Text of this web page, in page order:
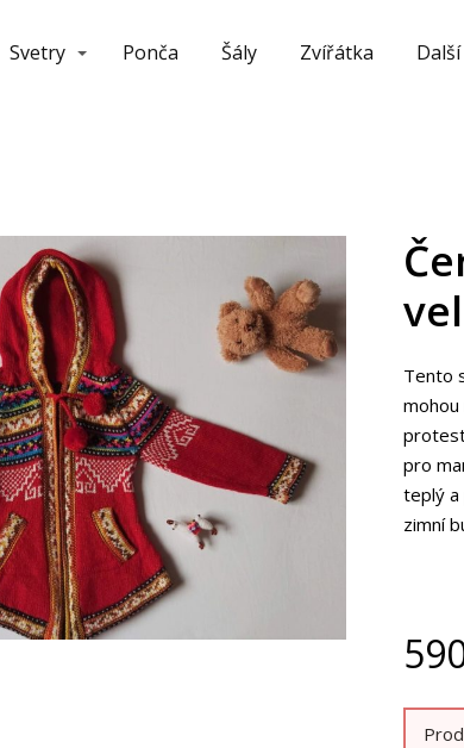
Svetry Ponča Šály Zvířátka
Tento
pro
teplý a
zimní